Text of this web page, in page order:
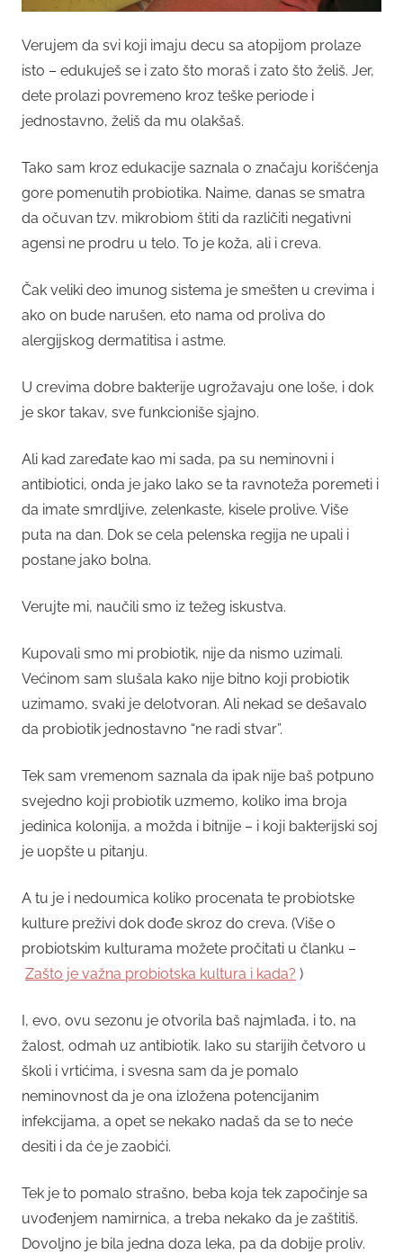
Verujem da svi koji imaju decu sa atopijom prolaze
isto – edukuješ se i zato što moraš i zato što želiš. Jer,
dete prolazi povremeno kroz teške periode i
jednostavno, želiš da mu olakšaš.
Tako sam kroz edukacije saznala o značaju korišćenja
gore pomenutih probiotika. Naime, danas se smatra
da očuvan tzv. mikrobiom štiti da različiti negativni
agensi ne prodru u telo. To je koža, ali i creva.
Čak veliki deo imunog sistema je smešten u crevima i
ako on bude narušen, eto nama od proliva do
alergijskog dermatitisa i astme.
U crevima dobre bakterije ugrožavaju one loše, i dok
je skor takav, sve funkcioniše sjajno.
Ali kad zaređate kao mi sada, pa su neminovni i
antibiotici, onda je jako lako se ta ravnoteža poremeti i
da imate smrdljive, zelenkaste, kisele prolive. Više
puta na dan. Dok se cela pelenska regija ne upali i
postane jako bolna.
Verujte mi, naučili smo iz težeg iskustva.
Kupovali smo mi probiotik, nije da nismo uzimali.
Većinom sam slušala kako nije bitno koji probiotik
uzimamo, svaki je delotvoran. Ali nekad se dešavalo
da probiotik jednostavno “ne radi stvar”.
Tek sam vremenom saznala da ipak nije baš potpuno
svejedno koji probiotik uzmemo, koliko ima broja
jedinica kolonija, a možda i bitnije – i koji bakterijski soj
je uopšte u pitanju.
A tu je i nedoumica koliko procenata te probiotske
kulture preživi dok dođe skroz do creva. (Više o
probiotskim kulturama možete pročitati u članku –
Zašto je važna probiotska kultura i kada? )
I, evo, ovu sezonu je otvorila baš najmlađa, i to, na
žalost, odmah uz antibiotik. Iako su starijih četvoro u
školi i vrtićima, i svesna sam da je pomalo
neminovnost da je ona izložena potencijanim
infekcijama, a opet se nekako nadaš da se to neće
desiti i da će je zaobići.
Tek je to pomalo strašno, beba koja tek započinje sa
uvođenjem namirnica, a treba nekako da je zaštitiš.
Dovoljno je bila jedna doza leka, pa da dobije proliv.